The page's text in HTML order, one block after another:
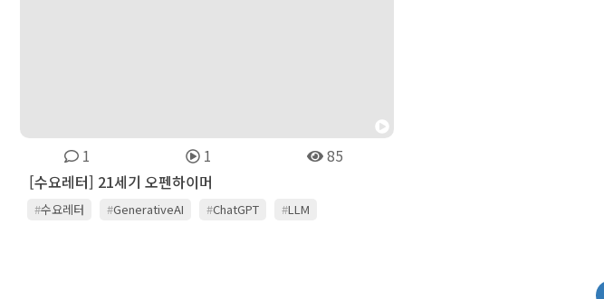
1 1
85
[수요레터] 21세기 오펜하이머
#수요레터 #GenerativeAI #ChatGPT #LLM